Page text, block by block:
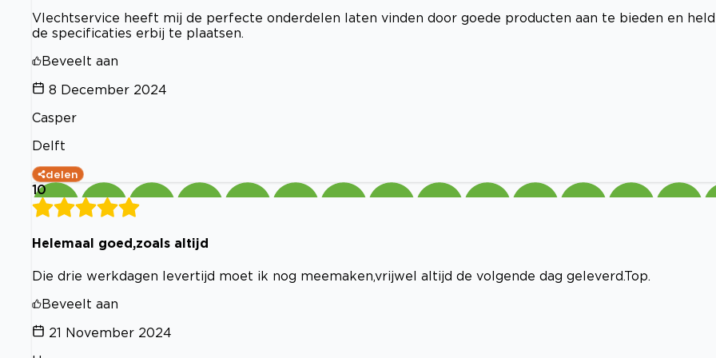
Vlechtservice heeft mij de perfecte onderdelen laten vinden door goede producten aan te bieden en
de specificaties erbij te plaatsen.
Beveelt aan
8 December 2024
Casper
Delft
delen
10
Helemaal goed,zoals altijd
Die drie werkdagen levertijd moet ik nog meemaken,vrijwel altijd de volgende dag geleverd.Top.
Beveelt aan
21 November 2024